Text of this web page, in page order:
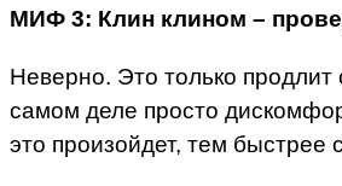
МИФ 3: Клин клином –
Неверно. Это только
самом деле просто
это произойдет, тем быстрее